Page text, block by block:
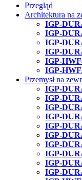
Przegląd
Architektura na
IGP-
IGP-
IGP-
IGP-
IGP-HWF
IGP-HWF
Przemysł na
IGP-
IGP-
IGP-
IGP-
IGP-
IGP-
IGP-
IGP-
IGP-
IGP-